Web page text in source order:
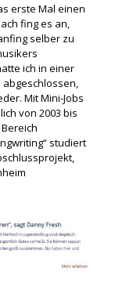
erste Mal einen
fing es an,
selber zu
ich in einer
abgeschlossen,
Mit Mini-Jobs
von 2003 bis
studiert